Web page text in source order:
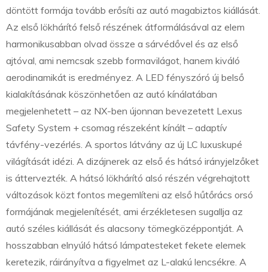
döntött formája tovább erősíti az autó magabiztos kiállását.
Az első lökhárító felső részének átformálásával az elem
harmonikusabban olvad össze a sárvédővel és az első
ajtóval, ami nemcsak szebb formavilágot, hanem kiváló
aerodinamikát is eredményez. A LED fényszóró új belső
kialakításának köszönhetően az autó kínálatában
megjelenhetett – az NX-ben újonnan bevezetett Lexus
Safety System + csomag részeként kínált – adaptív
távfény-vezérlés. A sportos látvány az új LC luxuskupé
világítását idézi. A dizájnerek az első és hátsó irányjelzőket
is áttervezték. A hátsó lökhárító alsó részén végrehajtott
változások közt fontos megemlíteni az első hűtőrács orsó
formájának megjelenítését, ami érzékletesen sugallja az
autó széles kiállását és alacsony tömegközéppontját. A
hosszabban elnyúló hátsó lámpatesteket fekete elemek
keretezik, ráirányítva a figyelmet az L-alakú lencsékre. A